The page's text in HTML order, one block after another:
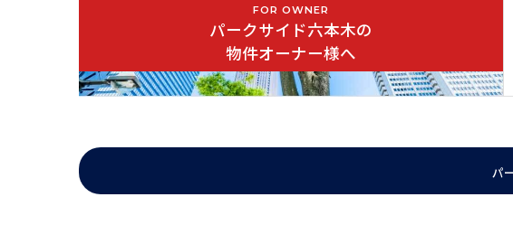
東京メトロ千代田線「乃木坂駅」徒歩１０分
都営地下鉄大江戸線「六本木駅」徒歩３分
東京メトロ千代田線「赤坂駅」徒歩１３分
■分譲マンション
■ＴＶモニター付インターフォン
■エレベーター
FOR OWNER
パークサイド六本木の
物件オーナー様へ
パ